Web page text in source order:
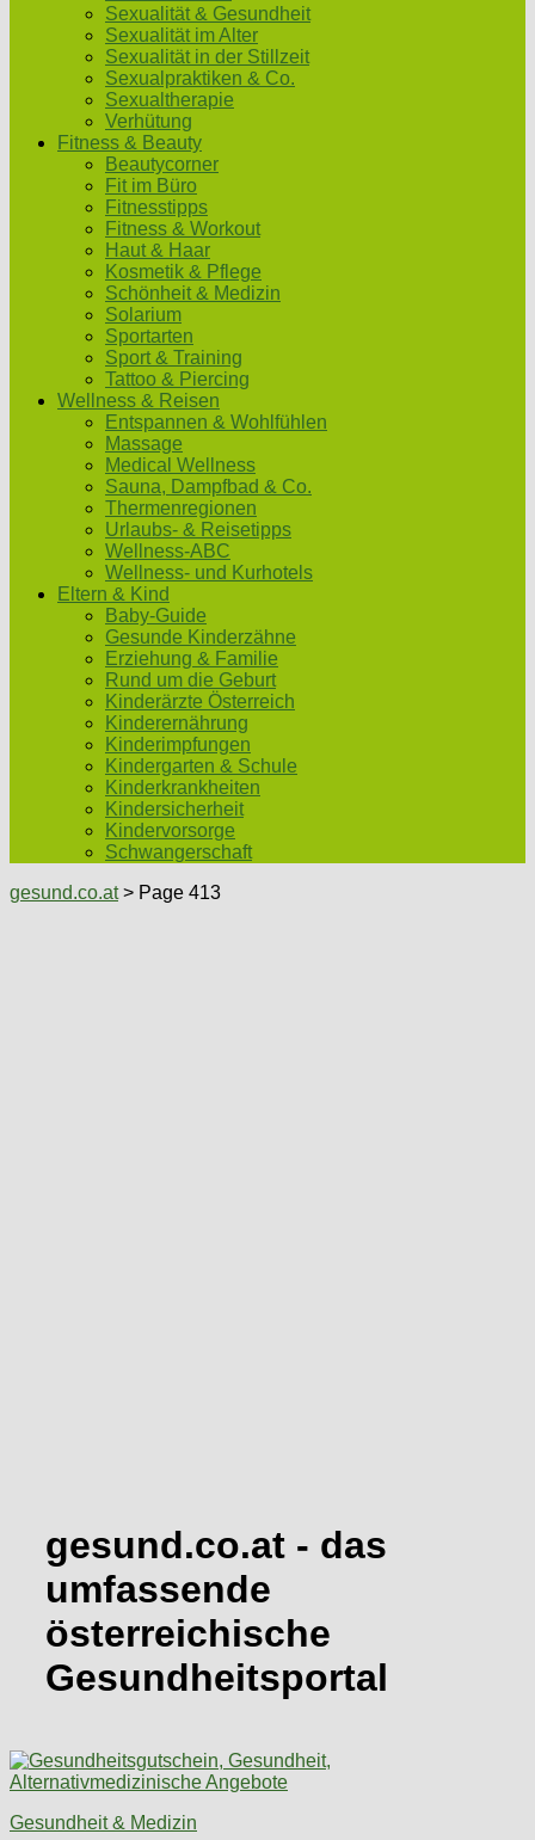
Sexualität & Gesundheit
Sexualität im Alter
Sexualität in der Stillzeit
Sexualpraktiken & Co.
Sexualtherapie
Verhütung
Fitness & Beauty
Beautycorner
Fit im Büro
Fitnesstipps
Fitness & Workout
Haut & Haar
Kosmetik & Pflege
Schönheit & Medizin
Solarium
Sportarten
Sport & Training
Tattoo & Piercing
Wellness & Reisen
Entspannen & Wohlfühlen
Massage
Medical Wellness
Sauna, Dampfbad & Co.
Thermenregionen
Urlaubs- & Reisetipps
Wellness-ABC
Wellness- und Kurhotels
Eltern & Kind
Baby-Guide
Gesunde Kinderzähne
Erziehung & Familie
Rund um die Geburt
Kinderärzte Österreich
Kinderernährung
Kinderimpfungen
Kindergarten & Schule
Kinderkrankheiten
Kindersicherheit
Kindervorsorge
Schwangerschaft
gesund.co.at> Page 413
gesund.co.at - das
umfassende
österreichische
Gesundheitsportal
Gesundheit & Medizin